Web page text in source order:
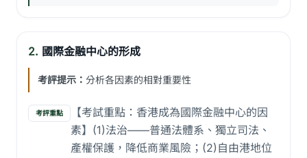
2. 國際金融中心的形成
考評提示： 分析各因素的相對重要性
考評重點
【考試重點：香港成為國際金融中心的因
素】(1)法治——普通法體系、獨立司法、
產權保護，降低商業風險；(2)自由港地位